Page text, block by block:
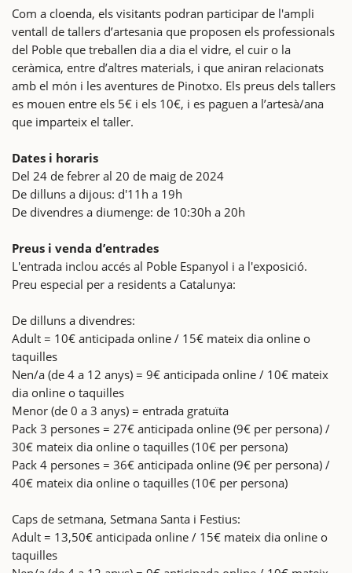
Com a cloenda, els visitants podran participar de l'ampli
ventall de tallers d’artesania que proposen els professionals
del Poble que treballen dia a dia el vidre, el cuir o la
ceràmica, entre d’altres materials, i que aniran relacionats
amb el món i les aventures de Pinotxo. Els preus dels tallers
es mouen entre els 5€ i els 10€, i es paguen a l’artesà/ana
que imparteix el taller.
Dates i horaris
Del 24 de febrer al 20 de maig de 2024
De dilluns a dijous: d'11h a 19h
De divendres a diumenge: de 10:30h a 20h
Preus i venda d’entrades
L'entrada inclou accés al Poble Espanyol i a l'exposició.
Preu especial per a residents a Catalunya:
De dilluns a divendres:
Adult = 10€ anticipada online / 15€ mateix dia online o
taquilles
Nen/a (de 4 a 12 anys) = 9€ anticipada online / 10€ mateix
dia online o taquilles
Menor (de 0 a 3 anys) = entrada gratuïta
Pack 3 persones = 27€ anticipada online (9€ per persona) /
30€ mateix dia online o taquilles (10€ per persona)
Pack 4 persones = 36€ anticipada online (9€ per persona) /
40€ mateix dia online o taquilles (10€ per persona)
Caps de setmana, Setmana Santa i Festius:
Adult = 13,50€ anticipada online / 15€ mateix dia online o
taquilles